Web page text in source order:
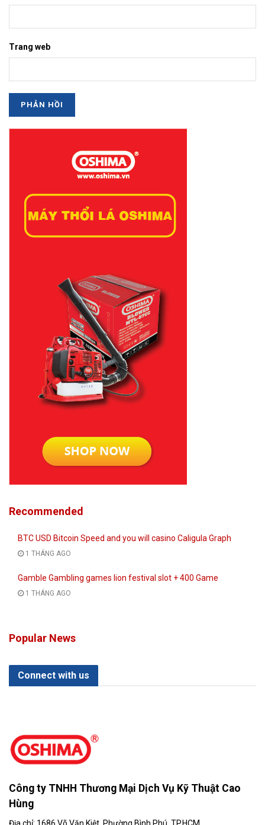
Trang web
Recommended
BTC USD Bitcoin Speed and you will casino Caligula Graph
1 THÁNG AGO
Gamble Gambling games lion festival slot + 400 Game
1 THÁNG AGO
Popular News
Connect with us
Công ty TNHH Thương Mại Dịch Vụ Kỹ Thuật Cao
Hùng